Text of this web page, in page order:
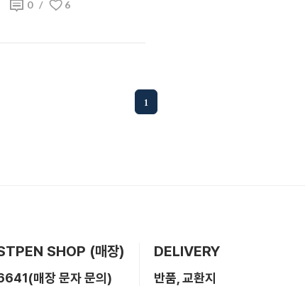
0/ 6
1
SHOP (매장)
매장 문자 문의)
DELIVERY
반품, 교환지